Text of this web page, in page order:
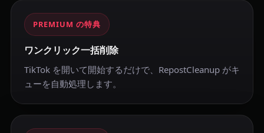
PREMIUM の特典
ワンクリック一括削除
TikTok を開いて開始するだけで、RepostCleanup がキ
ューを自動処理します。